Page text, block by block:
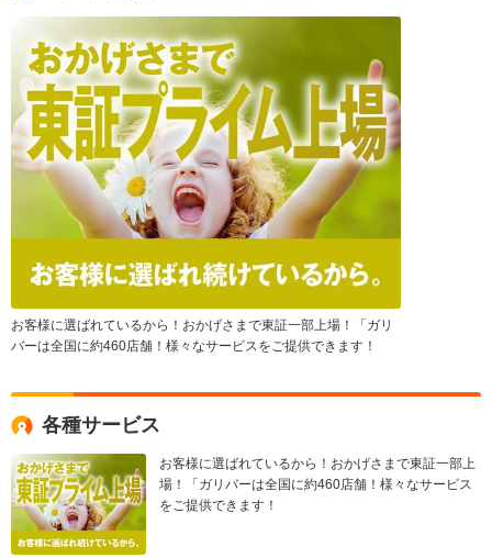
お客様に選ばれているから！おかげさまで東証一部上場！「ガリ
バーは全国に約460店舗！様々なサービスをご提供できます！
各種サービス
お客様に選ばれているから！おかげさまで東証一部上
場！「ガリバーは全国に約460店舗！様々なサービス
をご提供できます！